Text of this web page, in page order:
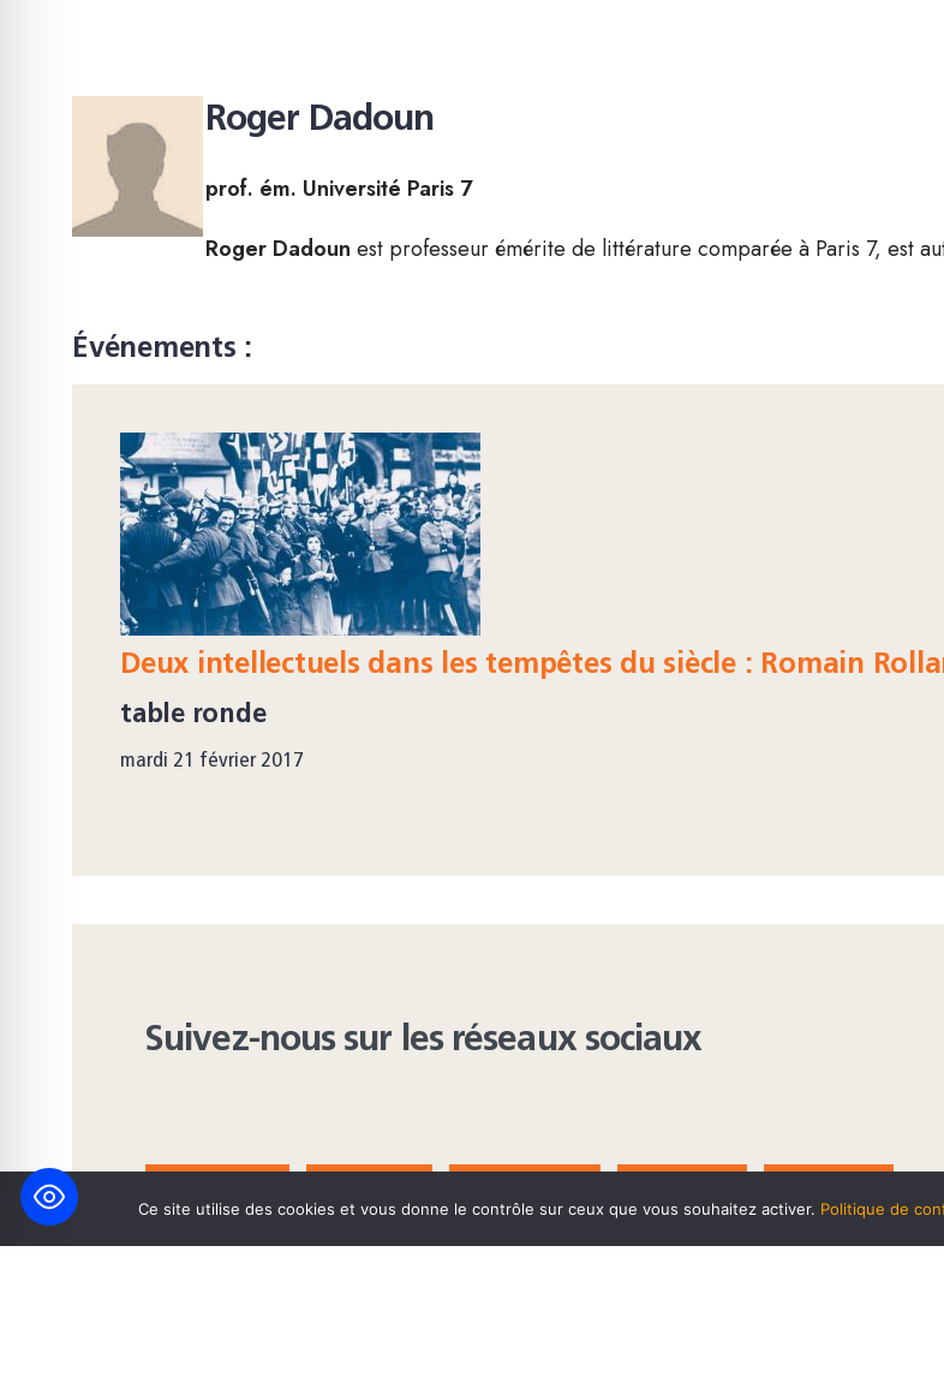
Roger Dadoun
prof. ém. Université Paris 7
Roger Dadoun est professeur émérite de littérature comparée à Paris 7, est
Événements :
Deux intellectuels dans les tempêtes du siècle : Romain
table ronde
mardi 21 février 2017
Suivez-nous sur les réseaux sociaux
Ce site utilise des cookies et vous donne le contrôle sur ceux que vous souhaitez activer. Politique de